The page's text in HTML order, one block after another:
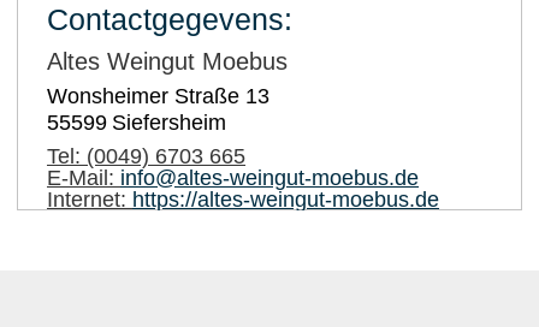
Contactgegevens:
Altes Weingut Moebus
Wonsheimer Straße 13
55599 Siefersheim
Tel: (0049) 6703 665
E-Mail: info@altes-weingut-moebus.de
Internet: https://altes-weingut-moebus.de